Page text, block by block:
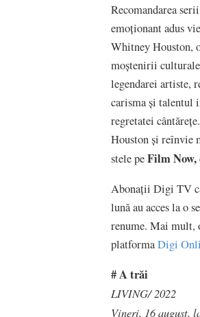
Recomandarea
emoționant adus
Whitney Houston,
moștenirii
legendarei artiste,
carisma și talentul
regretatei
Houston și reînvie
stele peFilm Now,
Abonații Digi TV
lună au acces la o
renume. Mai mult,
platformaDigi
# A trăi
LIVING/ 2022
Vineri, 16 august,